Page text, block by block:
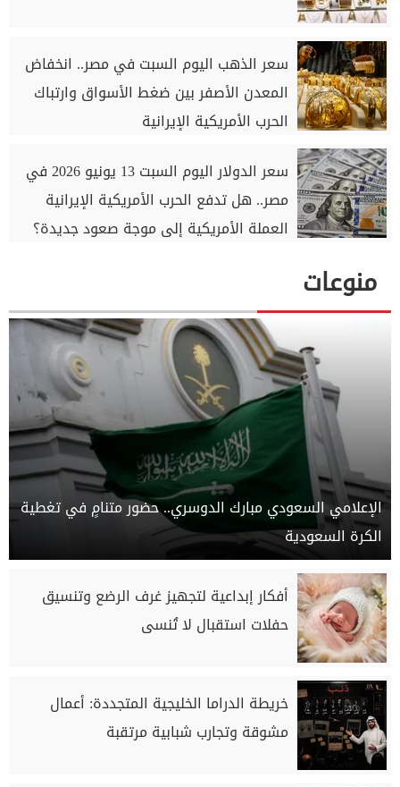
سعر الذهب اليوم السبت في مصر.. انخفاض
المعدن الأصفر بين ضغط الأسواق وارتباك
الحرب الأمريكية الإيرانية
سعر الدولار اليوم السبت 13 يونيو 2026 في
مصر.. هل تدفع الحرب الأمريكية الإيرانية
العملة الأمريكية إلى موجة صعود جديدة؟
منوعات
الإعلامي السعودي مبارك الدوسري.. حضور متنامٍ في تغطية
الكرة السعودية
أفكار إبداعية لتجهيز غرف الرضع وتنسيق
حفلات استقبال لا تُنسى
خريطة الدراما الخليجية المتجددة: أعمال
مشوقة وتجارب شبابية مرتقبة